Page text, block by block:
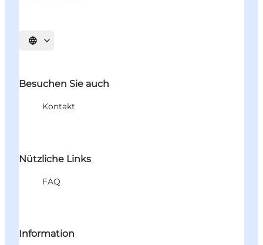
Sprache auswählen
Besuchen Sie auch
Kontakt
Nützliche Links
FAQ
Information